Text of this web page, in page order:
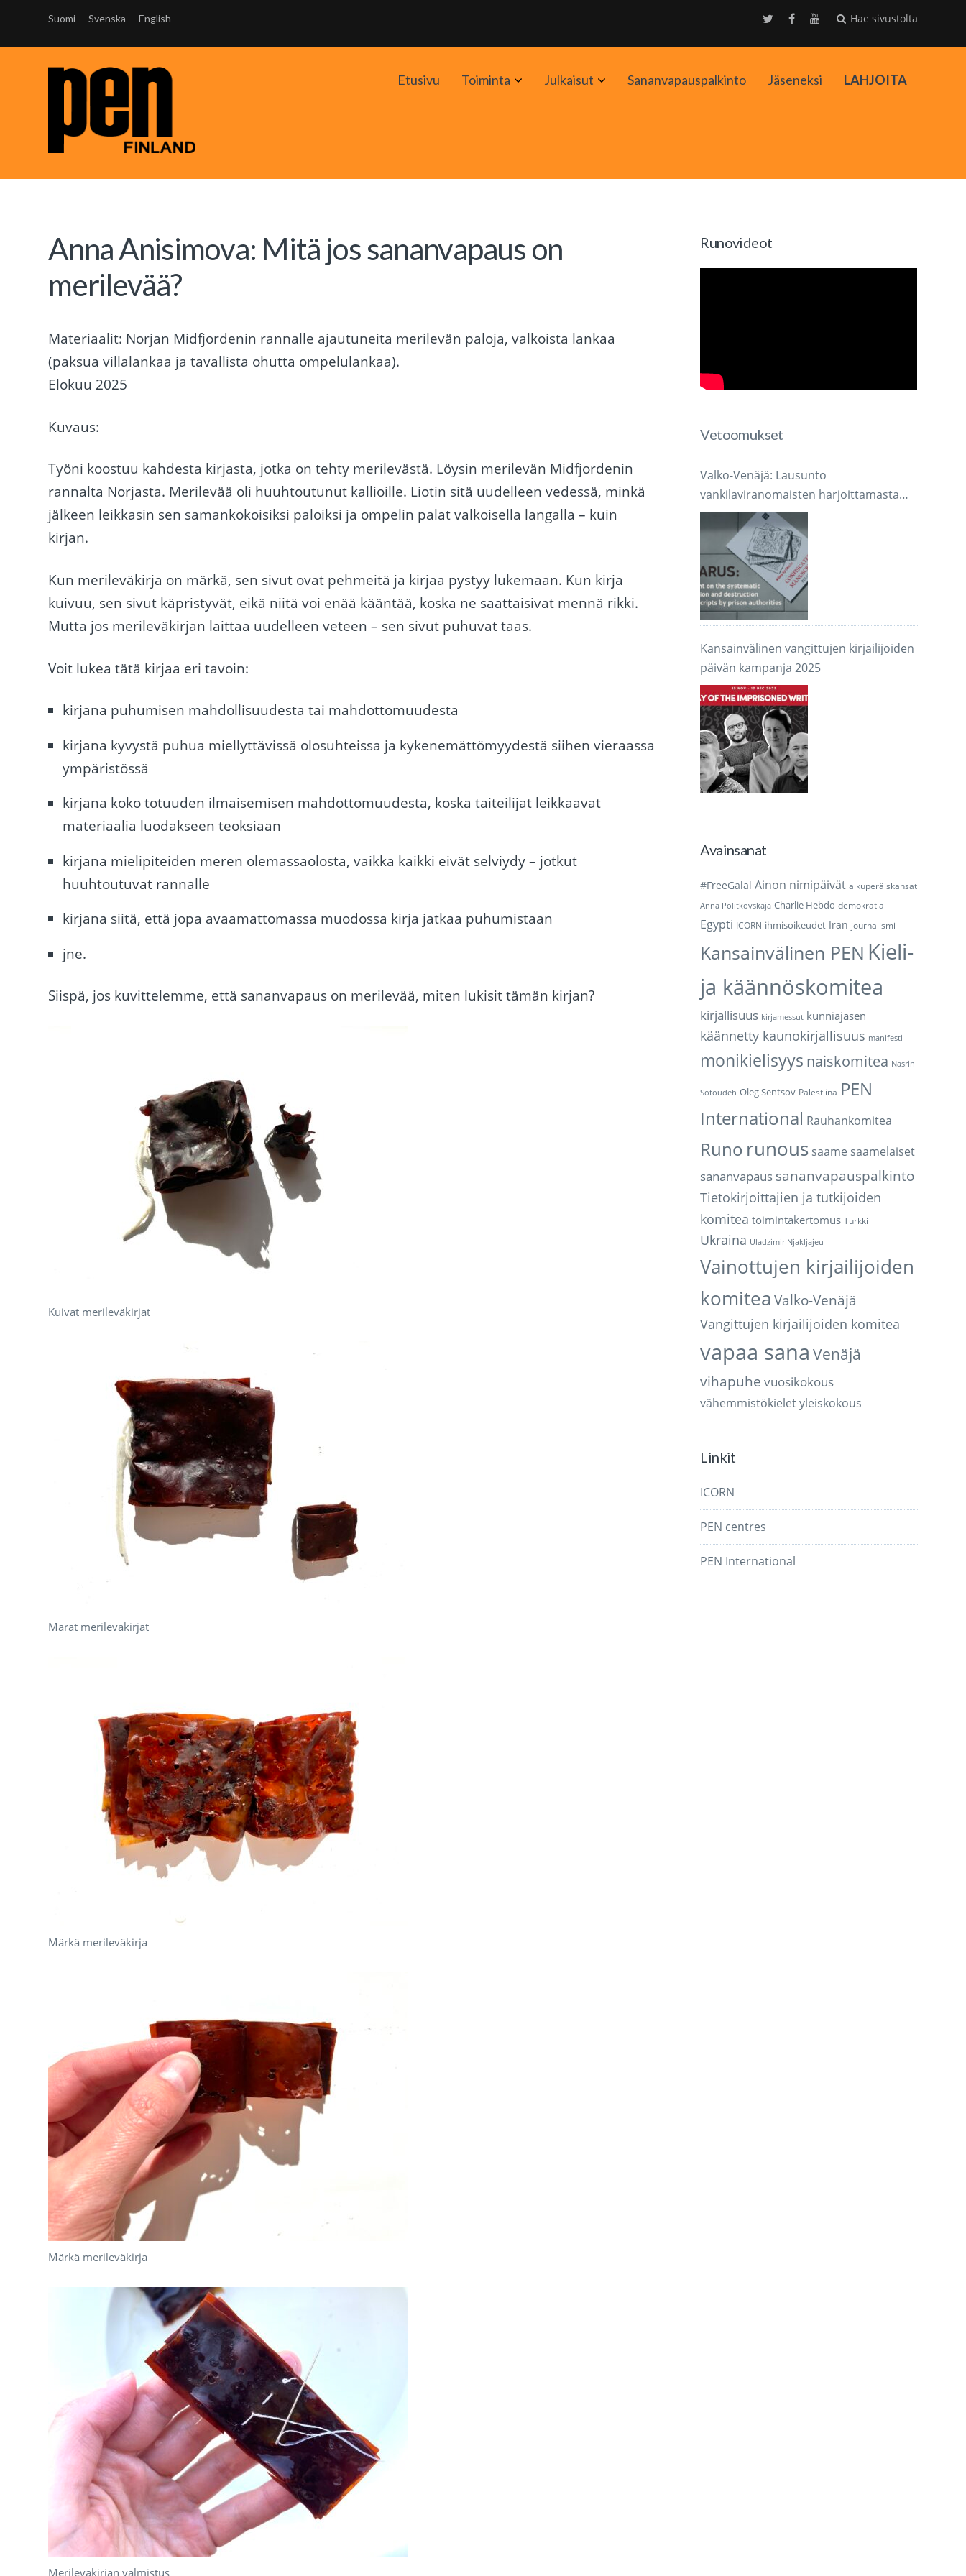
Suomi Svenska English Hae sivustolta
Etusivu Toiminta AvaaJulkaisut AvaaSananvapauspalkinto Jäseneksi LAHJOITA
Anna Anisimova: Mitä jos sananvapaus on
merilevää?
Materiaalit: Norjan Midfjordenin rannalle ajautuneita merilevän paloja, valkoista lankaa
(paksua villalankaa ja tavallista ohutta ompelulankaa).
Elokuu 2025
Kuvaus:
Työni koostuu kahdesta kirjasta, jotka on tehty merilevästä. Löysin merilevän Midfjordenin
rannalta Norjasta. Merilevää oli huuhtoutunut kallioille. Liotin sitä uudelleen vedessä, minkä
jälkeen leikkasin sen samankokoisiksi paloiksi ja ompelin palat valkoisella langalla – kuin
kirjan.
Kun merileväkirja on märkä, sen sivut ovat pehmeitä ja kirjaa pystyy lukemaan. Kun kirja
kuivuu, sen sivut käpristyvät, eikä niitä voi enää kääntää, koska ne saattaisivat mennä rikki.
Mutta jos merileväkirjan laittaa uudelleen veteen – sen sivut puhuvat taas.
Voit lukea tätä kirjaa eri tavoin:
kirjana puhumisen mahdollisuudesta tai mahdottomuudesta
kirjana kyvystä puhua miellyttävissä olosuhteissa ja kykenemättömyydestä siihen vieraassa
ympäristössä
kirjana koko totuuden ilmaisemisen mahdottomuudesta, koska taiteilijat leikkaavat
materiaalia luodakseen teoksiaan
kirjana mielipiteiden meren olemassaolosta, vaikka kaikki eivät selviydy – jotkut
huuhtoutuvat rannalle
kirjana siitä, että jopa avaamattomassa muodossa kirja jatkaa puhumistaan
jne.
Siispä, jos kuvittelemme, että sananvapaus on merilevää, miten lukisit tämän kirjan?
Kuivat merileväkirjat
Märät merileväkirjat
Märkä merileväkirja
Märkä merileväkirja
Merileväkirjan valmistus
Runovideot
Vetoomukset
Valko-Venäjä: Lausunto
vankilaviranomaisten harjoittamasta
järjestelmällisestä käsikirjoitusten
takavarikoinnista ja tuhoamisesta
Kansainvälinen vangittujen kirjailijoiden
päivän kampanja 2025
Avainsanat
#FreeGalal Ainon nimipäivät alkuperäiskansat
Anna Politkovskaja Charlie Hebdo demokratia
Egypti ICORN ihmisoikeudet Iran journalismi
Kansainvälinen PEN Kieli-
ja käännöskomitea
kirjallisuus kirjamessut kunniajäsen
käännetty kaunokirjallisuus manifesti
monikielisyys naiskomitea Nasrin
Sotoudeh Oleg Sentsov Palestiina PEN
International Rauhankomitea
Runo runous saame saamelaiset
sananvapaus sananvapauspalkinto
Tietokirjoittajien ja tutkijoiden
komitea toimintakertomus Turkki
Ukraina Uladzimir Njakljajeu
Vainottujen kirjailijoiden
komitea Valko-Venäjä
Vangittujen kirjailijoiden komitea
vapaa sana Venäjä
vihapuhe vuosikokous
vähemmistökieletyleiskokous
Linkit
ICORN
PEN centres
PEN International